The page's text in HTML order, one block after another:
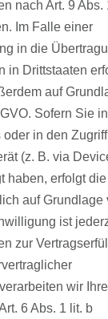
nach Art. 9 Abs.
Im Falle einer
in die
in Drittstaaten
auf
Sofern Sie
in den
(z. B. via
haben, erfolgt die
auf Grundlage
ist
zur
wir Ihre
6 Abs. 1 lit. b